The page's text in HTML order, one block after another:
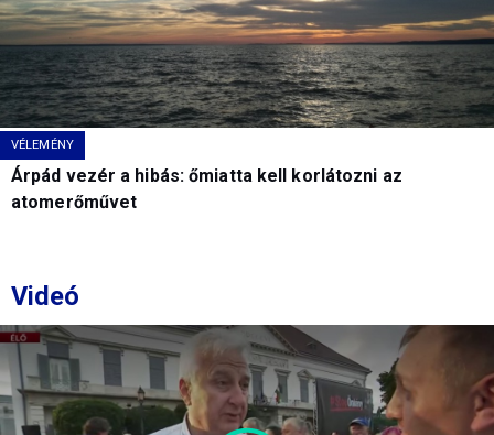
VÉLEMÉNY
Árpád vezér a hibás: őmiatta kell korlátozni az
atomerőművet
Videó